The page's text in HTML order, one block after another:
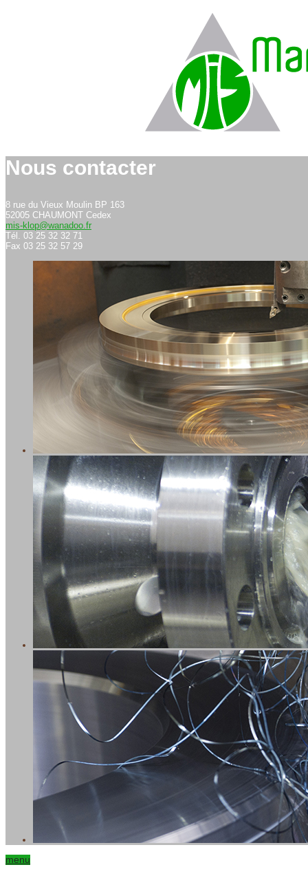
Nous contacter
8 rue du Vieux Moulin BP 163
52005 CHAUMONT Cedex
mis-klop@wanadoo.fr
Tél. 03 25 32 32 71
Fax 03 25 32 57 29
menu